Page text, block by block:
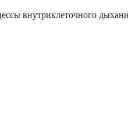
внутриклеточного